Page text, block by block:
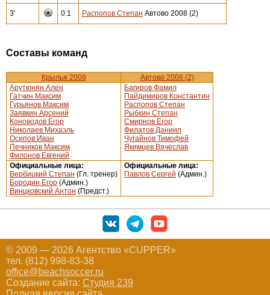
3' 0:1 Распопов Степан Автово 2008 (2)
Составы команд
Крылья 2008
Автово 2008 (2)
Арутюнян Ален
Гатчин Максим
Гурьянов Максим
Заявкин Арсений
Коноводов Егор
Николаев Михаэль
Осипов Иван
Печников Максим
Филонов Евгений
Багиров Фамил
Пайдимиров Константин
Распопов Степан
Рыбкин Степан
Смирнов Егор
Филатов Даниил
Чугайнов Тимофей
Якимцев Вячеслав
Официальные лица:
Вербицкий Степан (Гл. тренер)
Бородин Егор (Админ.)
Винцковский Антон (Предст.)
Официальные лица:
Павлов Сергей (Админ.)
© 2009 — 2026 Агентство «CUPPER»
тел. (812) 998-83-38
office@beachsoccer.ru
Создание сайта: Студия 239